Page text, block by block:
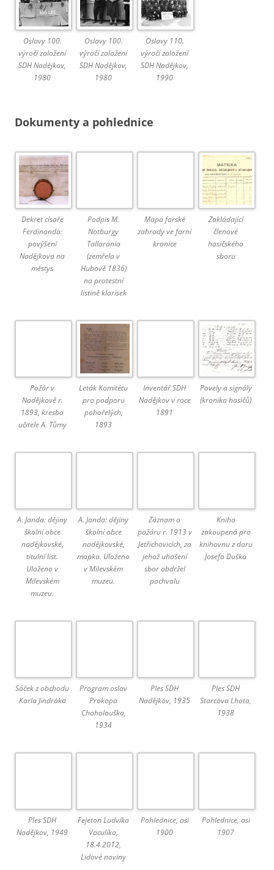
Oslavy 100.
výročí založení
SDH Nadějkov,
1980
Oslavy 100.
výročí založení
SDH Nadějkov,
1980
Oslavy 110.
výročí založení
SDH Nadějkov,
1990
Dokumenty a pohlednice
Dekret císaře
Ferdinanda:
povýšení
Nadějkova na
městys
Podpis M.
Notburgy
Tallarania
(zemřela v
Hubově 1836)
na protestní
listině klarisek
Mapa farské
zahrady ve farní
kronice
Zakládající
členové
hasičského
sboru
Požár v
Nadějkově r.
1893, kresba
učitele A. Tůmy
Leták Komitétu
pro podporu
pohořelých,
1893
Inventář SDH
Nadějkov v roce
1891
Povely a signály
(kronika hasičů)
A. Janda: dějiny
školní obce
nadějkovské,
titulní list.
Uloženo v
Milevském
muzeu.
A. Janda: dějiny
školní obce
nadějkovské,
mapka. Uloženo
v Milevském
muzeu.
Záznam o
požáru r. 1913 v
Jetřichovicích, za
jehož uhašení
sbor obdržel
pochvalu
Kniha
zakoupená pro
knihovnu z daru
Josefa Duška
Sáček z obchodu
Karla Jindráka
Program oslav
Prokopa
Choholouška,
1934
Ples SDH
Nadějkov, 1935
Ples SDH
Starcova Lhota,
1938
Ples SDH
Nadějkov, 1949
Fejeton Ludvíka
Vaculíka,
18.4.2012,
Lidové noviny
Pohlednice, asi
1900
Pohlednice, asi
1907